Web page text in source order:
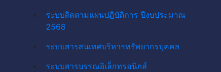
ระบบติดตามแผนปฏิบัติการ ปีงบประมาณ
2568
ระบบสารสนเทศบริหารทรัพยากรบุคคล
ระบบสารบรรณอิเล็กทรอนิกส์